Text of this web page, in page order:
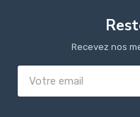
Recevez nos